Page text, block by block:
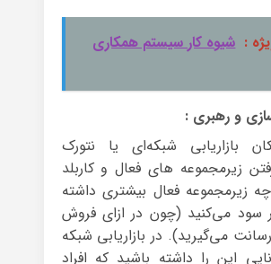
: شیوه کار سیستم همکاری
و رهبری :
بازاریابی شبکه‌ای یا نتورک
زیرمجموعه های فعال و کاربلد
فعال بیشتری داشته
سود می‌کنید (چون در ازای فروش
می‌گیرید). در بازاریابی شبکه
این را داشته باشید که افراد